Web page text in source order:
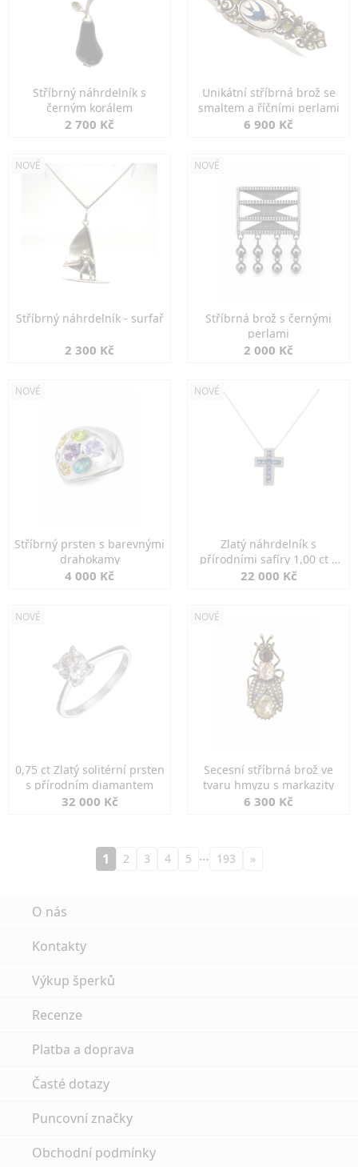
Stříbrný náhrdelník s
černým korálem
2 700 Kč
Unikátní stříbrná brož se
smaltem a říčními perlami
6 900 Kč
NOVÉ
Stříbrný náhrdelník - surfař
2 300 Kč
NOVÉ
Stříbrná brož s černými
perlami
2 000 Kč
NOVÉ
Stříbrný prsten s barevnými
drahokamy
4 000 Kč
NOVÉ
Zlatý náhrdelník s
přírodními safíry 1,00 ct a
diamanty
22 000 Kč
NOVÉ
0,75 ct Zlatý solitérní prsten
s přírodním diamantem
32 000 Kč
NOVÉ
Secesní stříbrná brož ve
tvaru hmyzu s markazity
6 300 Kč
1 2 3 4 5 … 193 »
O nás
Kontakty
Výkup šperků
Recenze
Platba a doprava
Časté dotazy
Puncovní značky
Obchodní podmínky